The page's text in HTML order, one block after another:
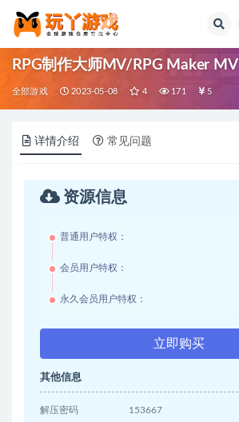
RPG制作大师MV/RPG Maker MV
全部游戏 2023-05-08 4 171 5
详情介绍 常见问题
资源信息
普通用户特权：
会员用户特权：
永久会员用户特权：
立即购买
其他信息
解压密码 153667